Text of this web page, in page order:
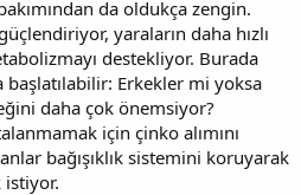
da oldukça zengin.
yaraların daha hızlı
destekliyor. Burada
Erkekler mi yoksa
daha çok önemsiyor?
için çinko alımını
bağışıklık sistemini koruyarak